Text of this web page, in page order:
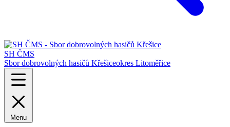
SH ČMS
Sbor dobrovolných hasičů Křešiceokres Litoměřice
Menu